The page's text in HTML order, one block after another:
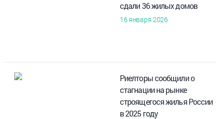
сдали 36 жилых домов
16 января 2026
Риелторы сообщили о
стагнации на рынке
строящегося жилья России
в 2025 году